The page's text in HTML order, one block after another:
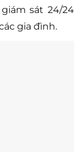
sát 24/24
gia đình.